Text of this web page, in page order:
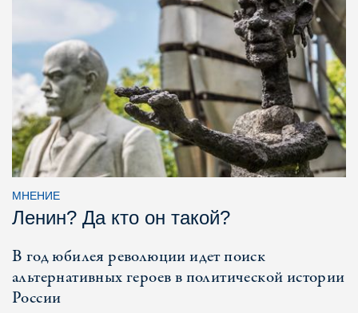
МНЕНИЕ
Ленин? Да кто он такой?
В год юбилея революции идет поиск
альтернативных героев в политической истории
России